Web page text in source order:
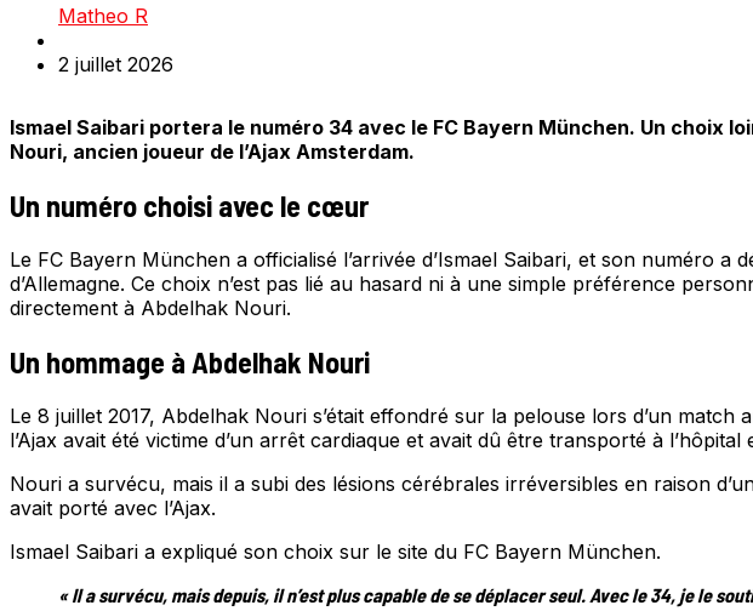
Matheo R
2 juillet 2026
Ismael Saibari portera le numéro 34 avec le FC Bayern München. Un choix
Nouri, ancien joueur de l’Ajax Amsterdam.
Un numéro choisi avec le cœur
Le FC Bayern München a officialisé l’arrivée d’Ismael Saibari, et son numéro
d’Allemagne. Ce choix n’est pas lié au hasard ni à une simple préférence
directement à Abdelhak Nouri.
Un hommage à Abdelhak Nouri
Le 8 juillet 2017, Abdelhak Nouri s’était effondré sur la pelouse lors d’un
l’Ajax avait été victime d’un arrêt cardiaque et avait dû être transporté à l’hôpital
Nouri a survécu, mais il a subi des lésions cérébrales irréversibles en raison
avait porté avec l’Ajax.
Ismael Saibari a expliqué son choix sur le site du FC Bayern München.
« Il a survécu, mais depuis, il n’est plus capable de se déplacer seul. Avec le 34, je le